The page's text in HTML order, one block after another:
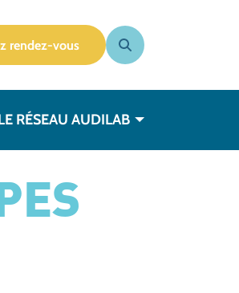
rendez-vous
RÉSEAU AUDILAB